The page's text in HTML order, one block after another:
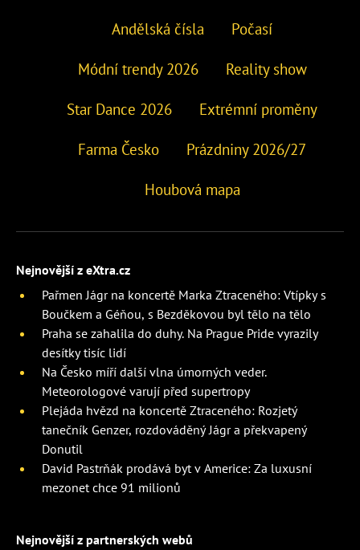
Andělská čísla Počasí
Módní trendy 2026 Reality show
Star Dance 2026 Extrémní proměny
Farma Česko Prázdniny 2026/27
Houbová mapa
Nejnovější z eXtra.cz
Pařmen Jágr na koncertě Marka Ztraceného: Vtípky s
Boučkem a Géňou, s Bezděkovou byl tělo na tělo
Praha se zahalila do duhy. Na Prague Pride vyrazily
desítky tisíc lidí
Na Česko míří další vlna úmorných veder.
Meteorologové varují před supertropy
Plejáda hvězd na koncertě Ztraceného: Rozjetý
tanečník Genzer, rozdováděný Jágr a překvapený
Donutil
David Pastrňák prodává byt v Americe: Za luxusní
mezonet chce 91 milionů
Nejnovější z partnerských webů